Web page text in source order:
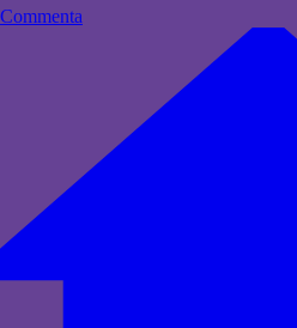
Commenta